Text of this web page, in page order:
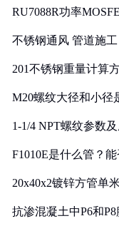
RU7088R功率
不锈钢通风 管道施工
201不锈钢重量计算
M20螺纹大径和小径
1-1/4 NPT螺纹参数
F1010E是什么管？
20x40x2镀锌方管单
抗渗混凝土中P6和